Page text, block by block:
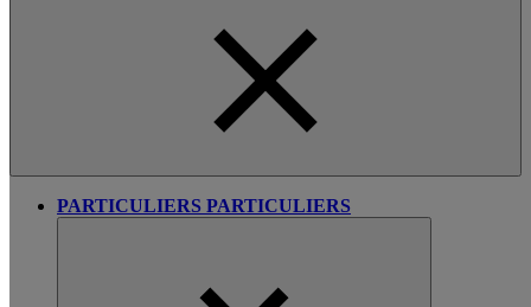
PARTICULIERS PARTICULIERS